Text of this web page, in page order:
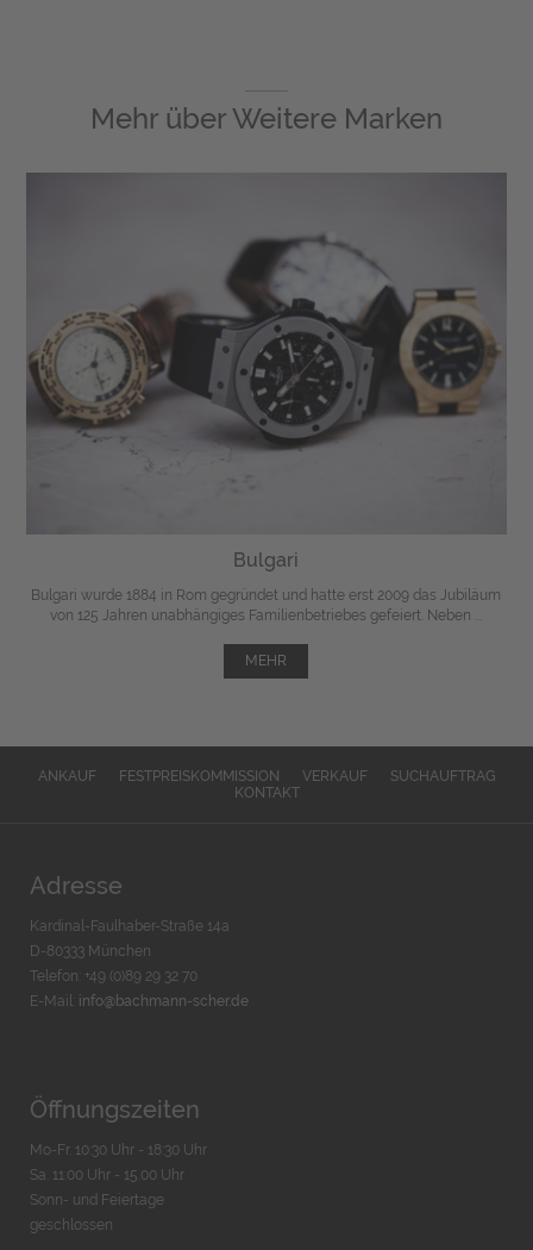
Mehr überWeitere Marken
Bulgari
Bulgari wurde 1884 in Rom gegründet und hatte erst 2009 das Jubiläum
von 125 Jahren unabhängiges Familienbetriebes gefeiert. Neben ...
MEHR
ANKAUF FESTPREISKOMMISSION VERKAUF
SUCHAUFTRAG
KONTAKT
Adresse
Kardinal-Faulhaber-Straße 14a
D-80333 München
Telefon: +49 (0)89 29 32 70
E-Mail: info@bachmann-scher.de
Öffnungszeiten
Mo-Fr. 10:30 Uhr - 18:30 Uhr
Sa. 11:00 Uhr - 15.00 Uhr
Sonn- und Feiertage
geschlossen